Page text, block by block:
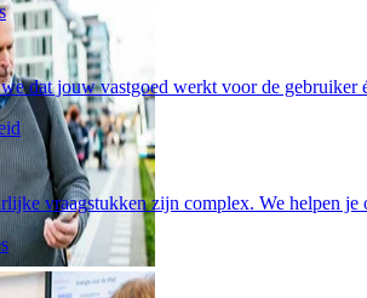
dat jouw vastgoed werkt voor de gebruiker
vraagstukken zijn complex. We helpen